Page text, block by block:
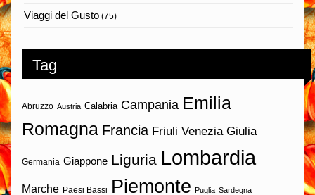
Viaggi del Gusto (75)
Tag
Abruzzo Austria Calabria Campania Emilia
Romagna Francia Friuli Venezia Giulia
Germania Giappone Liguria Lombardia
Marche Paesi Bassi Piemonte Puglia Sardegna